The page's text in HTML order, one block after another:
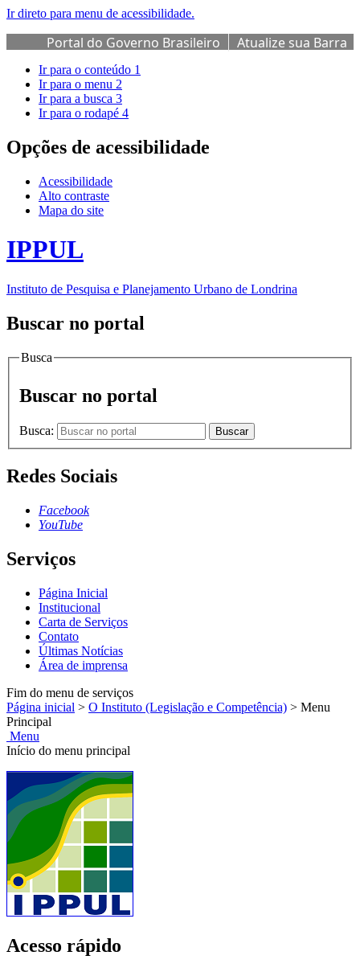
Ir direto para menu de acessibilidade.
Portal do Governo Brasileiro
Atualize sua Barra
de Governo
Ir para o conteúdo 1
Ir para o menu 2
Ir para a busca 3
Ir para o rodapé 4
Opções de acessibilidade
Acessibilidade
Alto contraste
Mapa do site
IPPUL
Instituto de Pesquisa e Planejamento Urbano de Londrina
Buscar no portal
Busca
Buscar no portal
Busca: Buscar
Redes Sociais
Facebook
YouTube
Serviços
Página Inicial
Institucional
Carta de Serviços
Contato
Últimas Notícias
Área de imprensa
Fim do menu de serviços
Página inicial > O Instituto (Legislação e Competência) > Menu
Principal
Menu
Início do menu principal
Acesso rápido